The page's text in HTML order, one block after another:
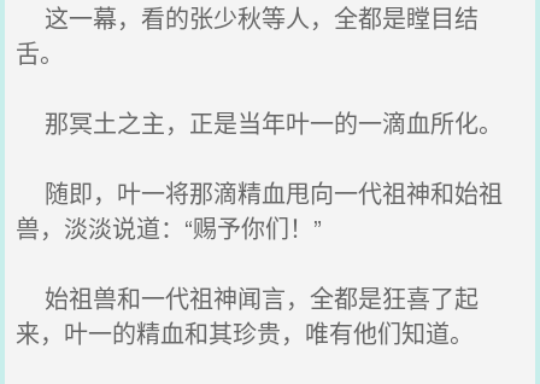
这一幕，看的张少秋等人，全都是瞠目结
舌。
那冥土之主，正是当年叶一的一滴血所化。
随即，叶一将那滴精血甩向一代祖神和始祖
兽，淡淡说道：“赐予你们！”
始祖兽和一代祖神闻言，全都是狂喜了起
来，叶一的精血和其珍贵，唯有他们知道。